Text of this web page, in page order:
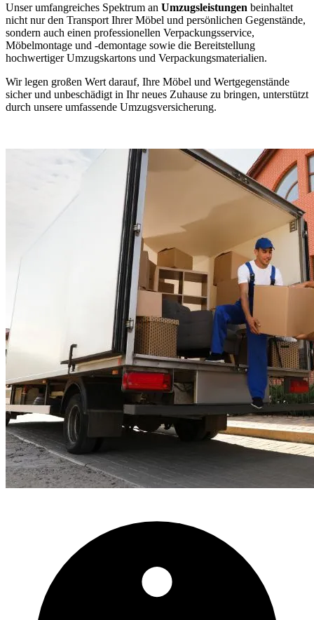
Unser umfangreiches Spektrum an Umzugsleistungen beinhaltet
nicht nur den Transport Ihrer Möbel und persönlichen Gegenstände,
sondern auch einen professionellen Verpackungsservice,
Möbelmontage und -demontage sowie die Bereitstellung
hochwertiger Umzugskartons und Verpackungsmaterialien.
Wir legen großen Wert darauf, Ihre Möbel und Wertgegenstände
sicher und unbeschädigt in Ihr neues Zuhause zu bringen, unterstützt
durch unsere umfassende Umzugsversicherung.